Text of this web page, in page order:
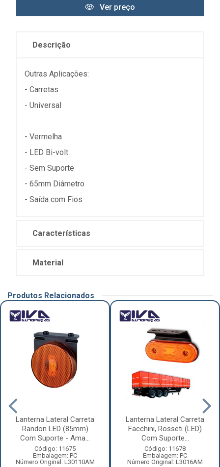
Ver preço
Descrição
Outras Aplicações:
- Carretas
- Universal
- Vermelha
- LED Bi-volt
- Sem Suporte
- 65mm Diâmetro
- Saída com Fios
Características
Material
Produtos Relacionados
Lanterna Lateral Carreta
Randon LED (85mm)
Com Suporte - Ama...
Código: 11675
Embalagem: PC
Número Original: L30110AM
Lanterna Lateral Carreta
Facchini, Rosseti (LED)
Com Suporte...
Código: 11678
Embalagem: PC
Número Original: L3016AM